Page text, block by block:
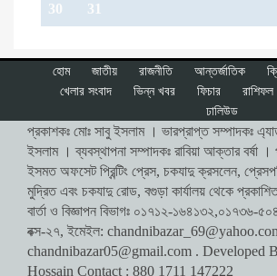
30 31
হোম জাতীয় রাজনীতি আন্তর্জাতিক
খেলার সংবাদ
ভিন্ন খবর ফিচার রাশিফল
ঢালিউড
প্রকাশকঃ মোঃ সাবু ইসলাম । ভারপ্রাপ্ত সম্পাদকঃ
ইসলাম । ব্যবস্থাপনা সম্পাদকঃ রাবিয়া আক্তার বর্ষা
ইসমত অফসেট প্রিন্টিং প্রেস, চকযাদু ক্রসলেন,
মুদ্রিত এবং চকযাদু রোড, বগুড়া কার্যালয় থেকে
বার্তা ও বিজ্ঞাপন বিভাগঃ ০১৭১২-১৬৪১৩২,০১৭৩৬-
বক্স-২৭, ইমেইল:
chandnibazar05@gmail.com . Developed
Hossain Contact : 880 1711 147222